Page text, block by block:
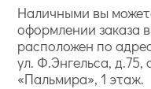
Наличными вы
оформлении заказа
расположен по
ул. Ф.Энгельса, д.75,
«Пальмира», 1 этаж.